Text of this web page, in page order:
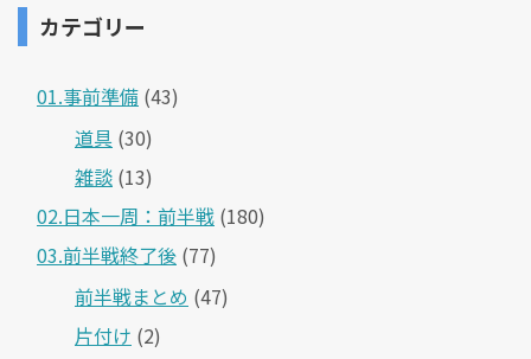
カテゴリー
01.事前準備 (43)
道具 (30)
雑談 (13)
02.日本一周：前半戦 (180)
03.前半戦終了後 (77)
前半戦まとめ (47)
片付け (2)